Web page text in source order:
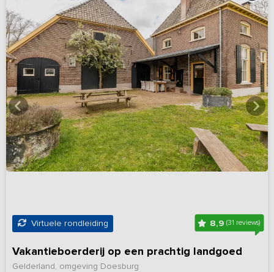
Virtuele rondleiding 8,9(31 reviews)
Vakantieboerderij op een prachtig landgoed
Gelderland, omgeving Doesburg